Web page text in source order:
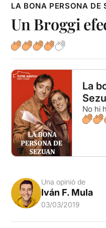
LA BONA PERSONA DE
Un Broggi
La
No hi
Una opinió de
Iván F. Mula
03/03/2019